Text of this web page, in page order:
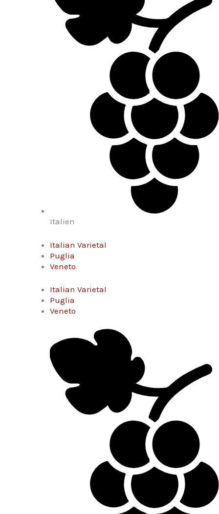
Italien
Italian Varietal
Puglia
Veneto
Italian Varietal
Puglia
Veneto